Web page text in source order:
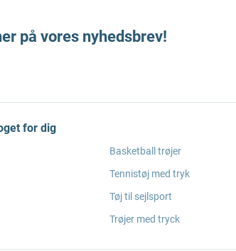
på vores nyhedsbrev!
for dig
Basketball trøjer
Tennistøj med tryk
Tøj til sejlsport
Trøjer med tryck